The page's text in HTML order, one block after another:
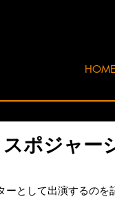
HOME
ポジャー
として出演するのを